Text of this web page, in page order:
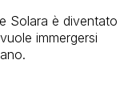
Solara è diventato
immergersi